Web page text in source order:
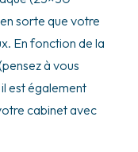
sorte que votre
En fonction de la
à vous
est également
cabinet avec